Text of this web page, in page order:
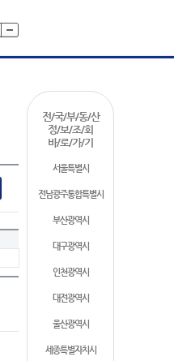
전/국/부/동/산
정/보/조/회
바/로/가/기
서울특별시
전남광주통합특별시
부산광역시
대구광역시
인천광역시
대전광역시
울산광역시
세종특별자치시